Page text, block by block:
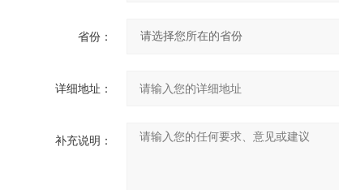
省份：
详细地址：
补充说明：